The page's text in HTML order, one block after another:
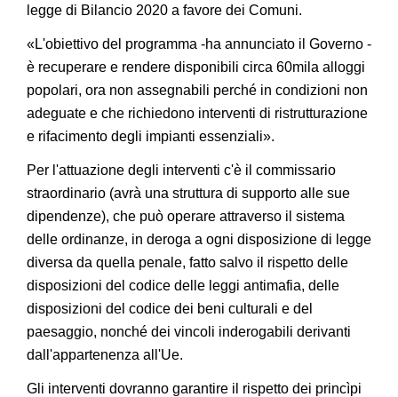
legge di Bilancio 2020 a favore dei Comuni.
«L'obiettivo del programma -ha annunciato il Governo -
è recuperare e rendere disponibili circa 60mila alloggi
popolari, ora non assegnabili perché in condizioni non
adeguate e che richiedono interventi di ristrutturazione
e rifacimento degli impianti essenziali».
Per l'attuazione degli interventi c'è il commissario
straordinario (avrà una struttura di supporto alle sue
dipendenze), che può operare attraverso il sistema
delle ordinanze, in deroga a ogni disposizione di legge
diversa da quella penale, fatto salvo il rispetto delle
disposizioni del codice delle leggi antimafia, delle
disposizioni del codice dei beni culturali e del
paesaggio, nonché dei vincoli inderogabili derivanti
dall'appartenenza all'Ue.
Gli interventi dovranno garantire il rispetto dei princìpi